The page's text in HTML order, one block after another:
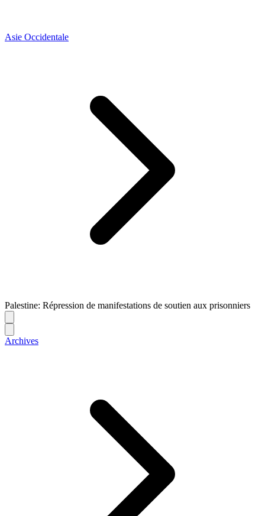
Asie Occidentale
Palestine: Répression de manifestations de soutien aux prisonniers
Archives